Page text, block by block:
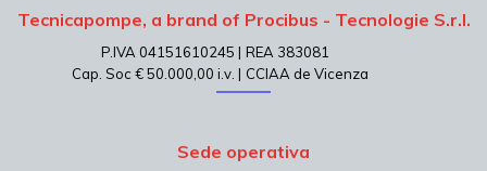
Tecnicapompe, a brand of Procibus - Tecnologie S.r.l.
P.IVA 04151610245 | REA 383081
Cap. Soc € 50.000,00 i.v. | CCIAA de Vicenza
Sede operativa